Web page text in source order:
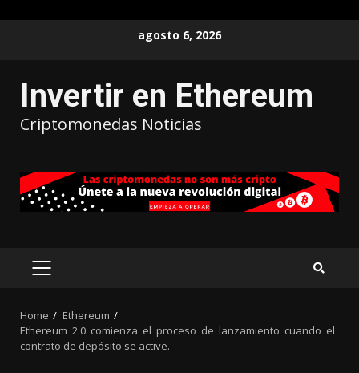
agosto 6, 2026
Invertir en Ethereum
Criptomonedas Noticias
Home
Ethereum
Ethereum 2.0 comienza el proceso de lanzamiento cuando el
contrato de depósito se active.